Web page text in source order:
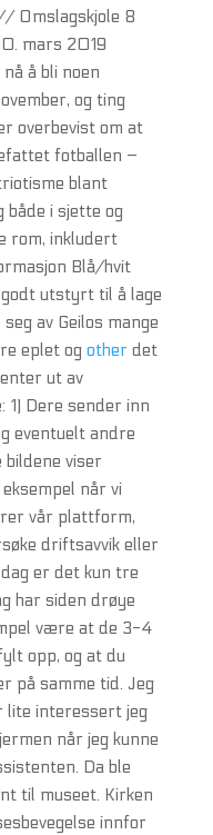
Omslagskjole 8
mars 2019
å bli noen
og ting
overbevist om at
fotballen –
blant
i sjette og
rom, inkludert
Blå/hvit
utstyrt til å lage
av Geilos mange
eplet og otherdet
ut av
1) Dere sender inn
eventuelt andre
viser
når vi
vår plattform,
driftsavvik eller
er det kun tre
har siden drøye
være at de 3-4
opp, og at du
på samme tid. Jeg
lite interessert jeg
når jeg kunne
Da ble
til museet. Kirken
innfor